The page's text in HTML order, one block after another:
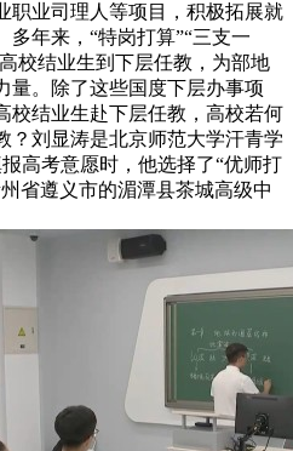
职业司理人等项目，积极拓展就
年来，“特岗打算”“三支一
校结业生到下层任教，为部地
量。除了这些国度下层办事项
校结业生赴下层任教，高校若何
？刘显涛是北京师范大学汗青学
高考意愿时，他选择了“优师打
省遵义市的湄潭县茶城高级中